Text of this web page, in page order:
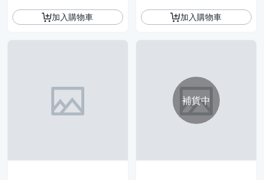
加入購物車 加入購物車
補貨中